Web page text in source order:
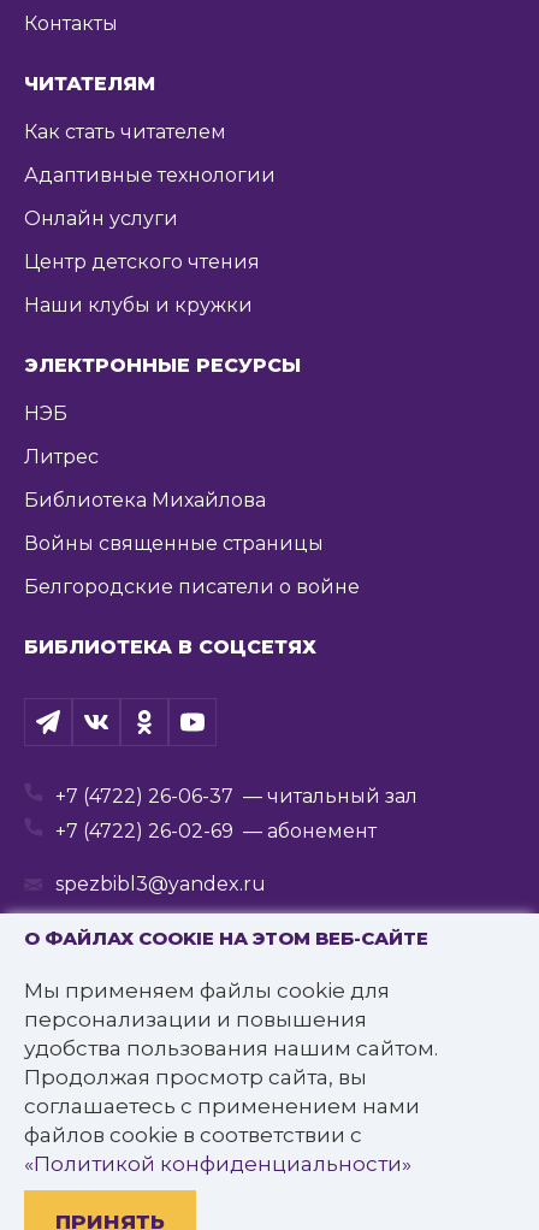
О ФАЙЛАХ COOKIE НА ЭТОМ ВЕБ-САЙТЕ
Мы применяем файлы cookie для
персонализации и повышения
удобства пользования нашим сайтом.
Продолжая просмотр сайта, вы
соглашаетесь с применением нами
файлов cookie в соответствии с
«Политикой конфиденциальности»
ПРИНЯТЬ
Контакты
ЧИТАТЕЛЯМ
Как стать читателем
Адаптивные технологии
Онлайн услуги
Центр детского чтения
Наши клубы и кружки
ЭЛЕКТРОННЫЕ РЕСУРСЫ
НЭБ
Литрес
Библиотека Михайлова
Войны священные страницы
Белгородские писатели о войне
БИБЛИОТЕКА В СОЦСЕТЯХ
+7 (4722) 26-06-37 — читальный зал
+7 (4722) 26-02-69 — абонемент
spezbibl3@yandex.ru
© 2016—2022 Государственное бюджетное
учреждение культуры
«Белгородская государственная специальная
библиотека для слепых им. В.Я. Ерошенко».
Все права защищены.
Политика конфиденциальности
Разработано: